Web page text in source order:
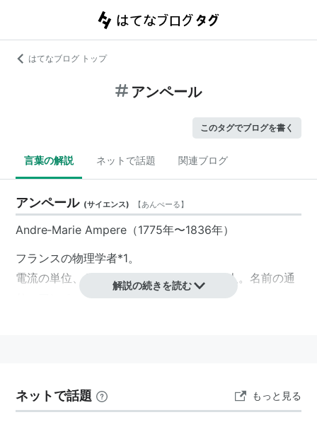
はてなブログ トップ
アンペール
このタグでブログを書く
言葉の解説 ネットで話題 関連ブログ
アンペール (サイエンス) 【あんぺーる】
Andre‐Marie Ampere（1775年〜1836年）
フランスの物理学者*1。
電流の単位、A（アンペア）の元になった人。名前の通
り、アンペールの法則の発見者。
験をさらにすすめ、発生する磁場と電流の関係について
研究した*2。二本の導体を平行に並べた場合、同方向に
解説の続きを読む
ネットで話題 もっと見る